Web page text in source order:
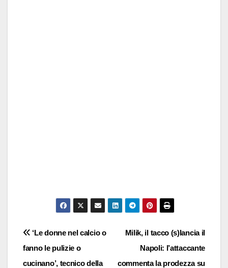
Navigazione
articoli
Milik, il tacco (s)lancia il
Napoli: l’attaccante
commenta la prodezza su
‘Le donne nel calcio o
fanno le pulizie o
cucinano’, tecnico della